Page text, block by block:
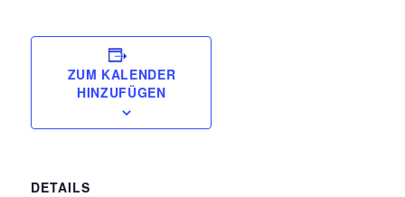
ZUM KALENDER
HINZUFÜGEN
DETAILS